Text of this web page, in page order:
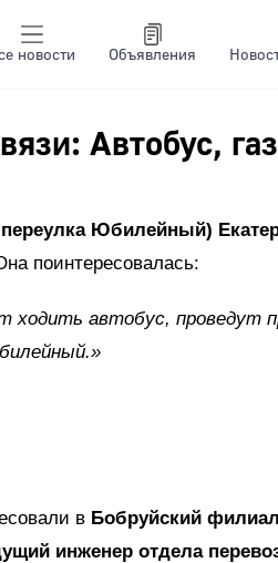
новости Объявления
Автобус,
Юбилейный)
поинтересовалась:
ходить автобус, проведут
в Бобруйский
инженер отдела